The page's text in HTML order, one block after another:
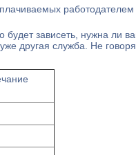
работодателем
будет зависеть, нужна
другая служба. Не